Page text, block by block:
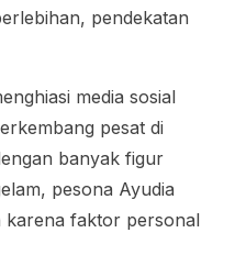
pendekatan
media sosial
pesat di
banyak figur
pesona Ayudia
karena faktor personal